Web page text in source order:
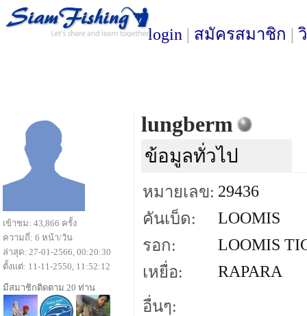
login | สมัครสมาชิก |
lungberm
ข้อมูลทั่วไป
หมายเลข: 29436
คันเบ็ด:
LOOMIS
รอก:
LOOMIS
เหยื่อ:
RAPARA
อื่นๆ:
เข้าชม: 43,866 ครั้ง
ความถี่: 6 หน้า/วัน
ล่าสุด: 27-01-2566, 00:20:30
ตั้งแต่: 11-11-2550, 11:52:12
มีสมาชิกติดตาม 20 ท่าน